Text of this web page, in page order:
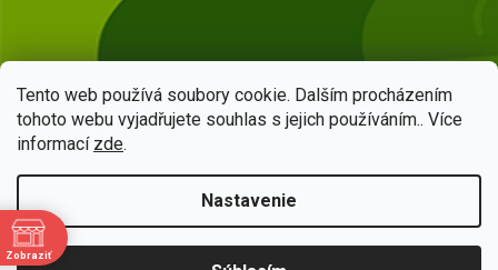
Tento web používá soubory cookie. Dalším procházením
tohoto webu vyjadřujete souhlas s jejich používáním.. Více
informací zde.
Nastavenie
Copyright 2026HSQ centrum. Všetky práva vyhradené.Upraviť
Zobraziť